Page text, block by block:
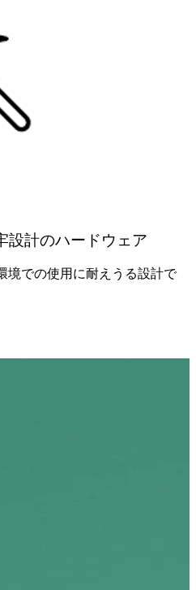
設計のハードウェア
境での使用に耐えうる設計で